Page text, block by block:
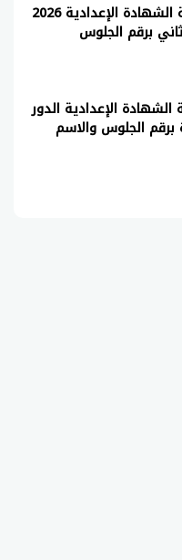
اعرف درجاتك.. نتيجة الشهادة الإعدادية 2026
برقم الجلوس
الإعدادية الدور